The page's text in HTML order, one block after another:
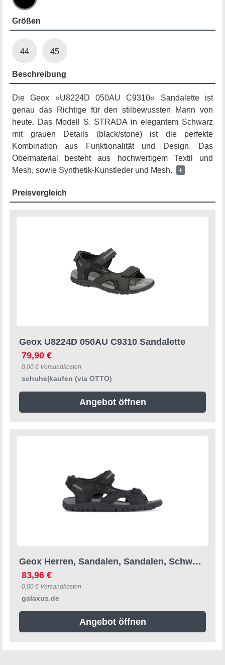
Größen
44 45
Beschreibung
Die Geox »U8224D 050AU C9310« Sandalette ist
genau das Richtige für den stilbewussten Mann von
heute. Das Modell S. STRADA in elegantem Schwarz
mit grauen Details (black/stone) ist die perfekte
Kombination aus Funktionalität und Design. Das
Obermaterial besteht aus hochwertigem Textil und
Mesh, sowie Synthetik-Kunstleder und Mesh.
+
Preisvergleich
Geox U8224D 050AU C9310 Sandalette
79,90 €
0,00 € Versandkosten
schuhe|kaufen (via OTTO)
Angebot öffnen
Geox Herren, Sandalen, Sandalen, Schwarz, (42)
83,96 €
0,00 € Versandkosten
galaxus.de
Angebot öffnen